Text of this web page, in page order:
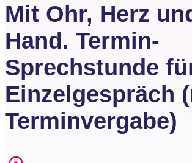
Mit Ohr, Herz
Hand. Termin-
Sprechstunde
Einzelgespräch
Terminvergabe)